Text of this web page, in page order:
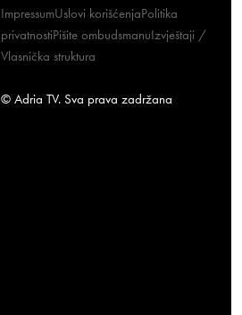
ImpressumUslovi korišćenjaPolitika
privatnostiPišite ombudsmanuIzvještaji /
Vlasnička struktura
© Adria TV. Sva prava zadržana